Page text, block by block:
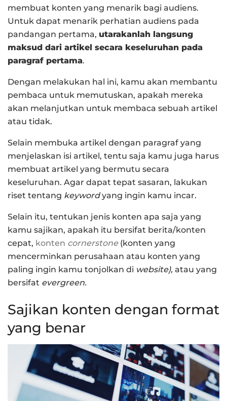
membuat konten yang menarik bagi audiens.
Untuk dapat menarik perhatian audiens pada
pandangan pertama, utarakanlah langsung
maksud dari artikel secara keseluruhan pada
paragraf pertama.
Dengan melakukan hal ini, kamu akan membantu
pembaca untuk memutuskan, apakah mereka
akan melanjutkan untuk membaca sebuah artikel
atau tidak.
Selain membuka artikel dengan paragraf yang
menjelaskan isi artikel, tentu saja kamu juga harus
membuat artikel yang bermutu secara
keseluruhan. Agar dapat tepat sasaran, lakukan
riset tentang keywordyang ingin kamu incar.
Selain itu, tentukan jenis konten apa saja yang
kamu sajikan, apakah itu bersifat berita/konten
cepat, konten cornerstone(konten yang
mencerminkan perusahaan atau konten yang
paling ingin kamu tonjolkan di website), atau yang
bersifat evergreen.
Sajikan konten dengan format
yang benar